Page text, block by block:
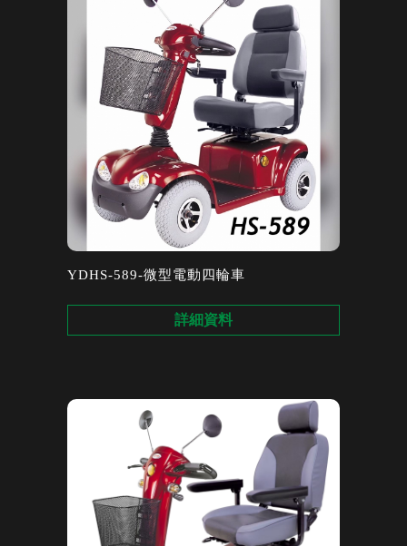
YDHS-589-微型電動四輪車
詳細資料